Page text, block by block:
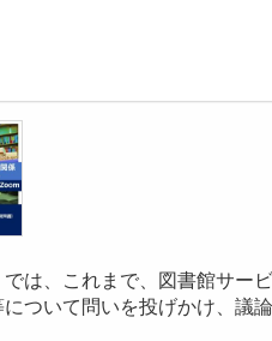
では、これまで、図書館サ
ついて問いを投げかけ、議